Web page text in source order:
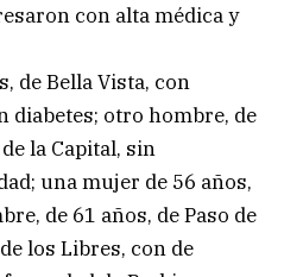
con alta médica y
de Bella Vista, con
diabetes; otro hombre, de
la Capital, sin
una mujer de 56 años,
de 61 años, de Paso de
los Libres, con de